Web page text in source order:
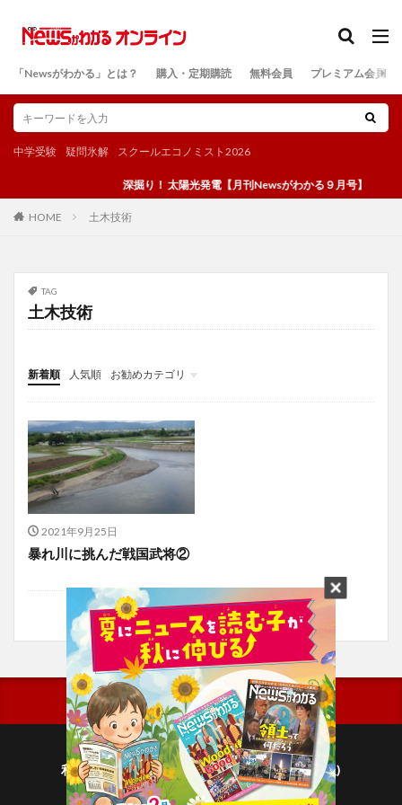
「Newsがわかる」とは？ 購入・定期購読 無料会員 プレミアム会員
中学受験 疑問氷解 スクールエコノミスト2026
深掘り！ 太陽光発電【月刊Newsがわかる９月号】
HOME 土木技術
TAG
土木技術
新着順 人気順
お勧めカテゴリ
投稿
学び
マンガ
電子書籍
2021年9月25日
暴れ川に挑んだ戦国武将②
利用規約
プライバシーポリシー(毎日新聞出版)
個人情報について(毎日新聞社)
検索